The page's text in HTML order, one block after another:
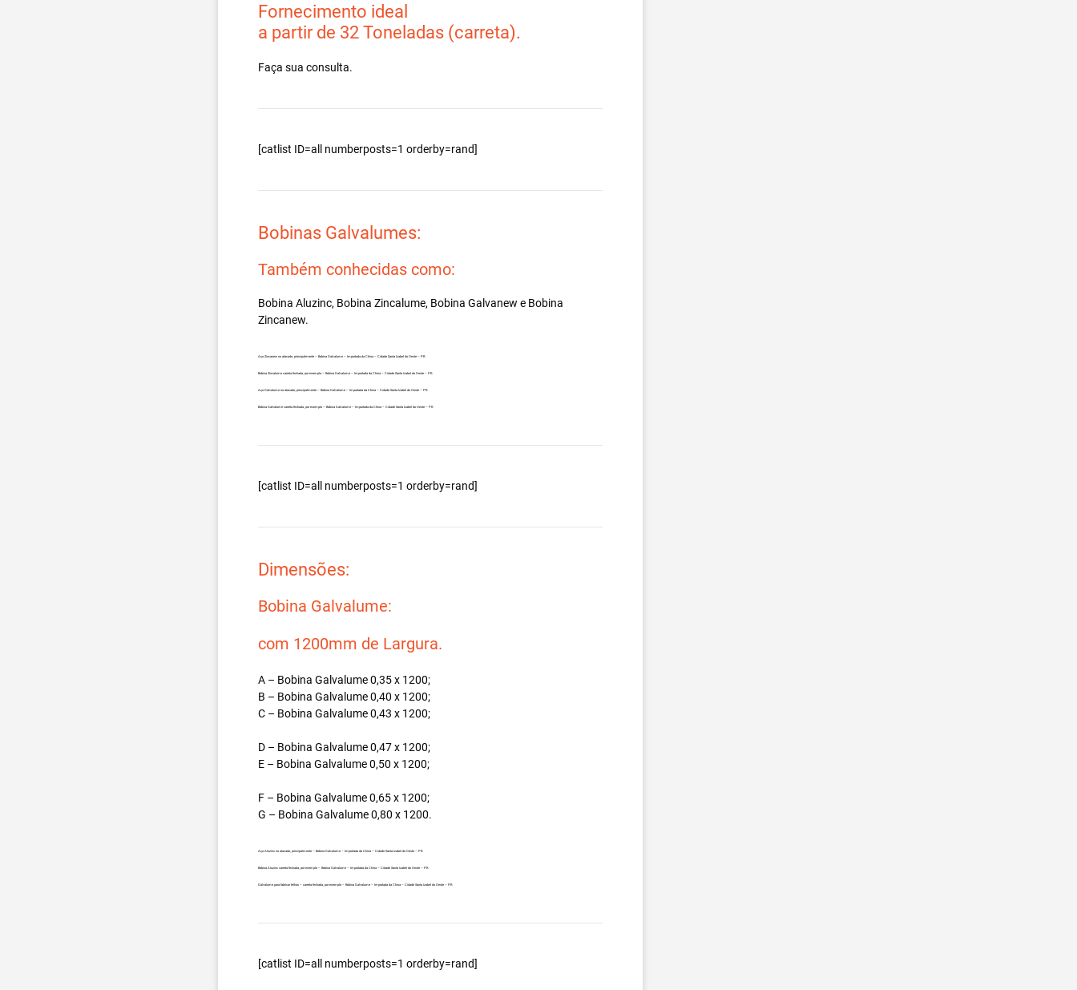
Fornecimento ideal
a partir de 32 Toneladas (carreta).
Faça sua consulta.
[catlist ID=all numberposts=1 orderby=rand]
Bobinas Galvalumes:
Também conhecidas como:
Bobina Aluzinc, Bobina Zincalume, Bobina Galvanew e Bobina
Zincanew.
Aço Zincanew no atacado, principalmente – Bobina Galvalume – Importada da China – Cidade Santa Izabel do Oeste – PR.
Bobina Zincalume carreta fechada, por exemplo – Bobina Galvalume – Importada da China – Cidade Santa Izabel do Oeste – PR.
Aço Galvalume no atacado, principalmente – Bobina Galvalume – Importada da China – Cidade Santa Izabel do Oeste – PR.
Bobina Galvalume carreta fechada, por exemplo – Bobina Galvalume – Importada da China – Cidade Santa Izabel do Oeste – PR.
[catlist ID=all numberposts=1 orderby=rand]
Dimensões:
Bobina Galvalume:
com 1200mm de Largura.
A – Bobina Galvalume 0,35 x 1200;
B – Bobina Galvalume 0,40 x 1200;
C – Bobina Galvalume 0,43 x 1200;
D – Bobina Galvalume 0,47 x 1200;
E – Bobina Galvalume 0,50 x 1200;
F – Bobina Galvalume 0,65 x 1200;
G – Bobina Galvalume 0,80 x 1200.
Aço Aluzinc no atacado, principalmente – Bobina Galvalume – Importada da China – Cidade Santa Izabel do Oeste – PR.
Bobina Aluzinc carreta fechada, por exemplo – Bobina Galvalume – Importada da China – Cidade Santa Izabel do Oeste – PR.
Galvalume para fabricar telhas – carreta fechada, por exemplo – Bobina Galvalume – Importada da China – Cidade Santa Izabel do Oeste – PR.
[catlist ID=all numberposts=1 orderby=rand]